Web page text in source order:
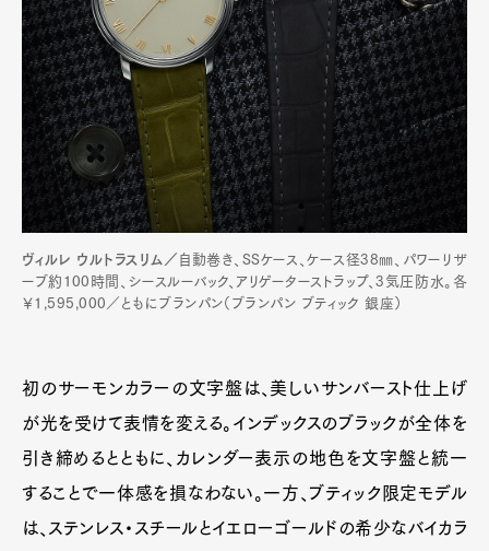
ヴィルレ ウルトラスリム／ 自動巻き、SSケース、ケース径38㎜、パワーリザ
ーブ約100時間、シースルーバック、アリゲーターストラップ、3気圧防水。各
￥1,595,000／ともにブランパン（ブランパン ブティック 銀座）
初のサーモンカラーの文字盤は、美しいサンバースト仕上げ
が光を受けて表情を変える。インデックスのブラックが全体を
引き締めるとともに、カレンダー表示の地色を文字盤と統一
することで一体感を損なわない。一方、ブティック限定モデル
は、ステンレス・スチールとイエローゴールドの希少なバイカラ